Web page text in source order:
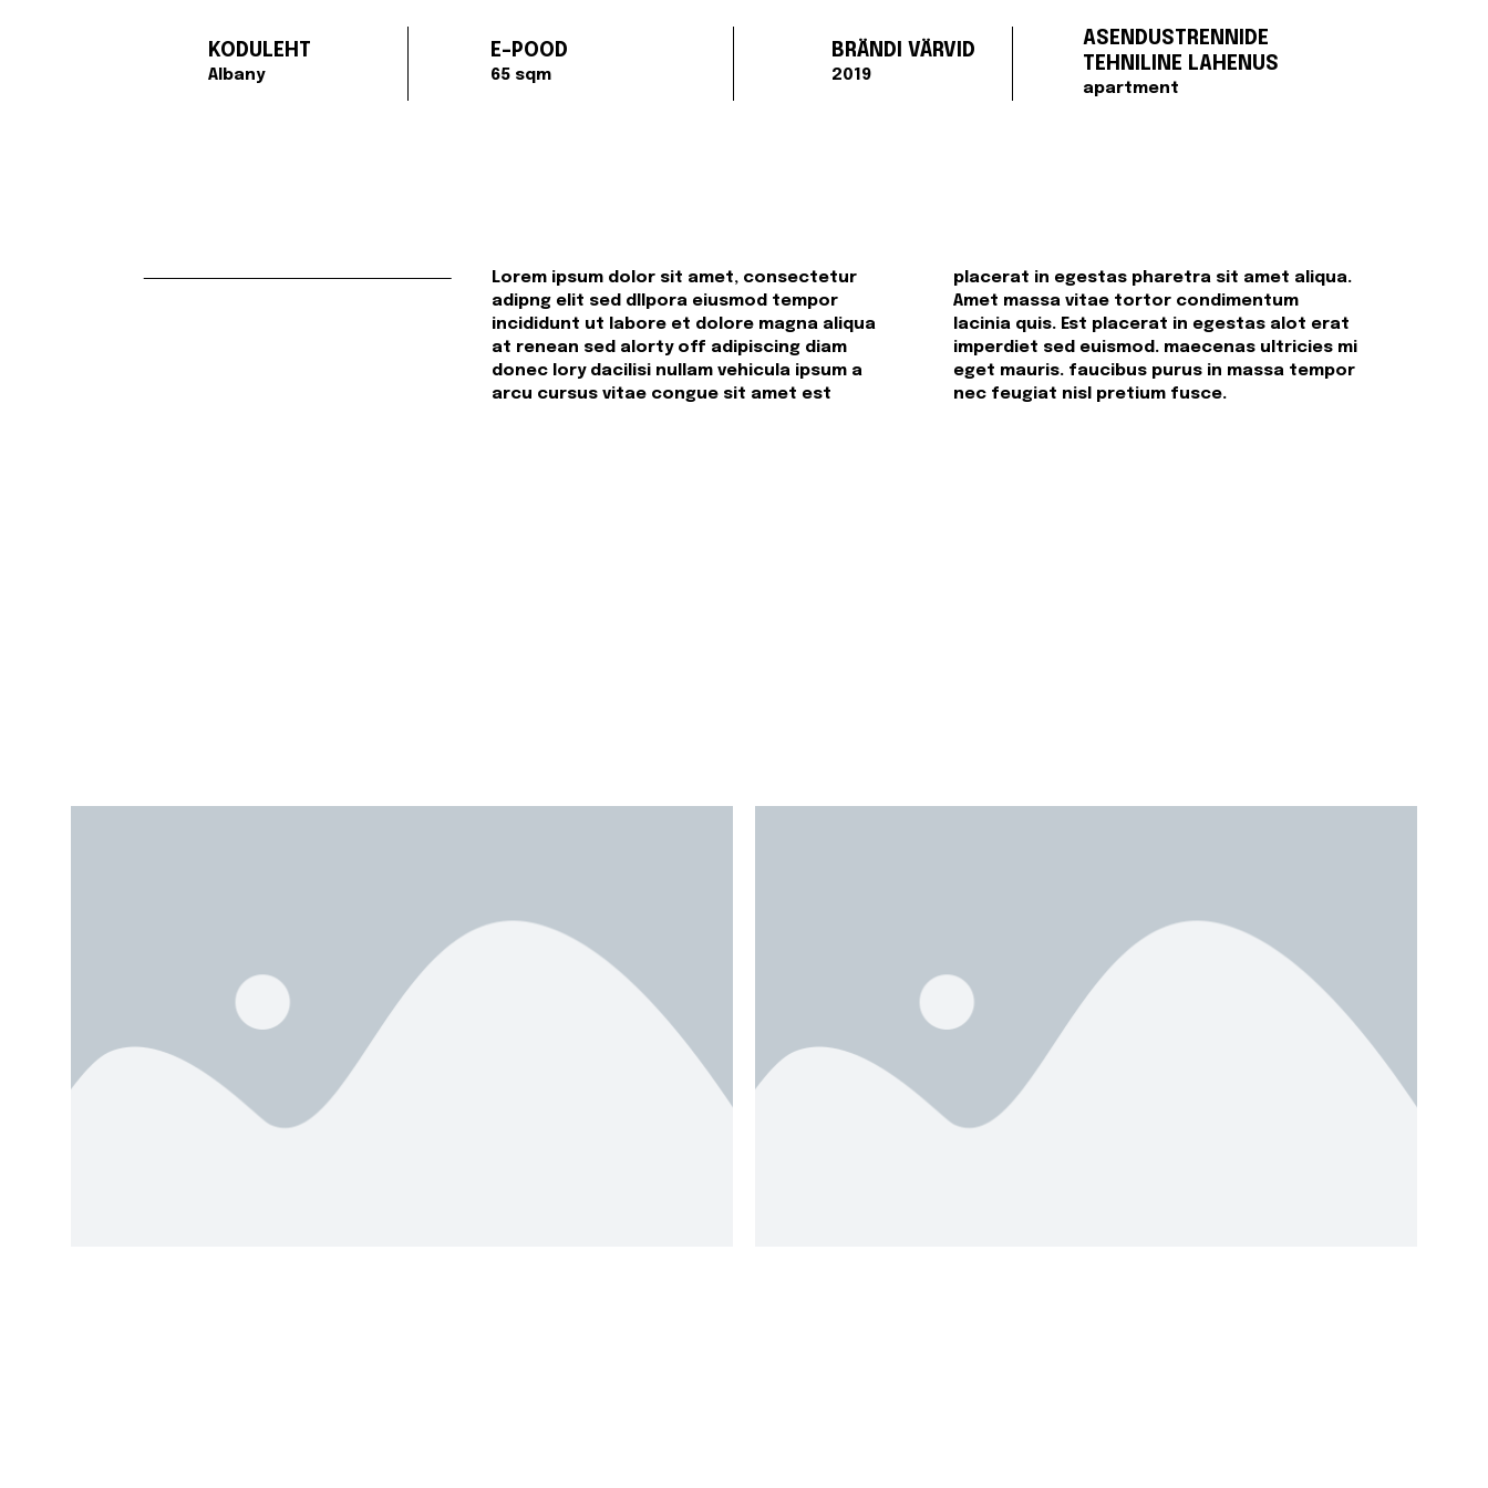
KODULEHT
Albany
E-POOD
65 sqm
BRÄNDI VÄRVID
2019
ASENDUSTRENNIDE
TEHNILINE LAHENUS
apartment
Lorem ipsum dolor sit amet, consectetur
adipng elit sed dllpora eiusmod tempor
incididunt ut labore et dolore magna aliqua
at renean sed alorty off adipiscing diam
donec lory dacilisi nullam vehicula ipsum a
arcu cursus vitae congue sit amet est
placerat in egestas pharetra sit amet aliqua.
Amet massa vitae tortor condimentum
lacinia quis. Est placerat in egestas alot erat
imperdiet sed euismod. maecenas ultricies mi
eget mauris. faucibus purus in massa tempor
nec feugiat nisl pretium fusce.